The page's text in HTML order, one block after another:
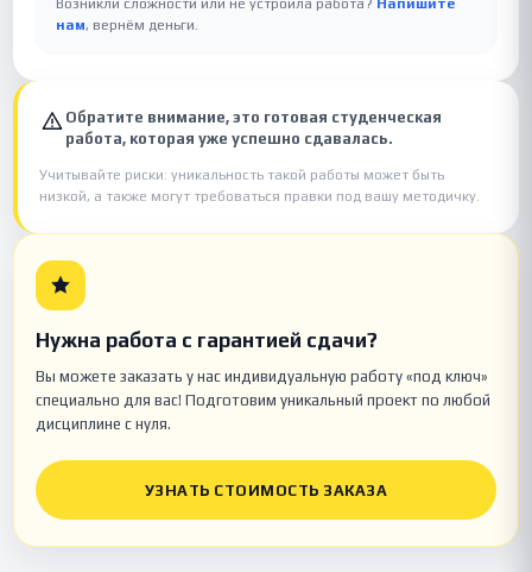
Возникли сложности или не устроила работа? Напишите
нам, вернём деньги.
Обратите внимание, это готовая студенческая
работа, которая уже успешно сдавалась.
Учитывайте риски: уникальность такой работы может быть
низкой, а также могут требоваться правки под вашу методичку.
Нужна работа с гарантией сдачи?
Вы можете заказать у нас индивидуальную работу «под ключ»
специально для вас! Подготовим уникальный проект по любой
дисциплине с нуля.
УЗНАТЬ СТОИМОСТЬ ЗАКАЗА